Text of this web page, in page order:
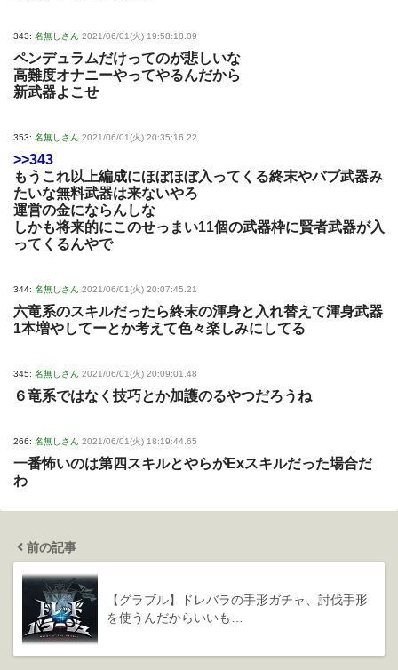
343: 名無しさん 2021/06/01(火) 19:58:18.09
ペンデュラムだけってのが悲しいな
高難度オナニーやってやるんだから
新武器よこせ
353: 名無しさん 2021/06/01(火) 20:35:16.22
>>343
もうこれ以上編成にほぼほぼ入ってくる終末やバブ武器み
たいな無料武器は来ないやろ
運営の金にならんしな
しかも将来的にこのせっまい11個の武器枠に賢者武器が入
ってくるんやで
344: 名無しさん 2021/06/01(火) 20:07:45.21
六竜系のスキルだったら終末の渾身と入れ替えて渾身武器
1本増やしてーとか考えて色々楽しみにしてる
345: 名無しさん 2021/06/01(火) 20:09:01.48
６竜系ではなく技巧とか加護のるやつだろうね
266: 名無しさん 2021/06/01(火) 18:19:44.65
一番怖いのは第四スキルとやらがExスキルだった場合だ
わ
前の記事
【グラブル】ドレバラの手形ガチャ、討伐手形
を使うんだからいいも…